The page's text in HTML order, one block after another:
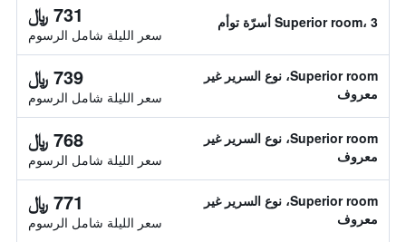
Superior room، 3 أسرّة توأم 731 ﷼
سعر الليلة شامل الرسوم
Superior room، نوع السرير غير
معروف
739 ﷼
سعر الليلة شامل الرسوم
Superior room، نوع السرير غير
معروف
768 ﷼
سعر الليلة شامل الرسوم
Superior room، نوع السرير غير
معروف
771 ﷼
سعر الليلة شامل الرسوم